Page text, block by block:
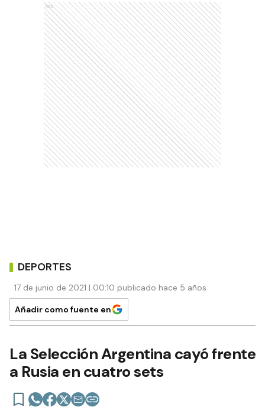
Ads
DEPORTES
17 de junio de 2021 | 00:10 publicado hace 5 años
Añadir como fuente en
La Selección Argentina cayó frente
a Rusia en cuatro sets